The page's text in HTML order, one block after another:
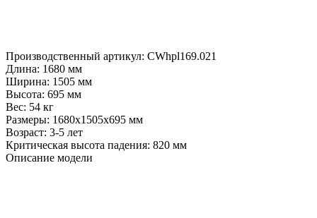
Производственный артикул: CWhpl169.021
Длина: 1680 мм
Ширина: 1505 мм
Высота: 695 мм
Вес: 54 кг
Размеры: 1680x1505x695 мм
Возраст: 3-5 лет
Критическая высота падения: 820 мм
Описание модели